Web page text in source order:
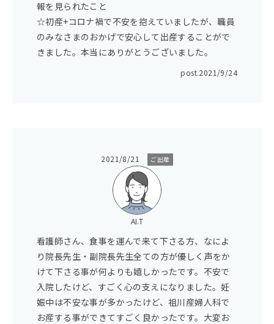
報を見られたこと
☆初産+コロナ禍で不安を抱えていましたが、職員
のみなさまのおかげで安心して出産することがで
きました。本当にありがとうございました。
post.2021/9/24
2021/8/21 ご出産
AI.T
看護師さん、食事を運んで来て下さる方、なによ
り院長先生・副院長先生全ての方が優しく声をか
けて下さる事が何よりも嬉しかったです。不安で
入院したけど、すごく心の支えになりました。妊
娠中は不安な事が多かったけど、祖川産婦人科で
お産する事ができてすごく良かったです。大変お